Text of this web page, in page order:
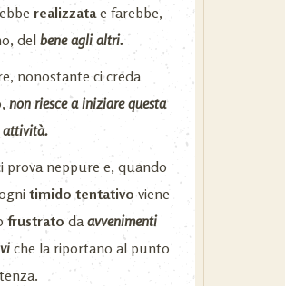
realizzatae farebbe,
del bene agli altri.
nonostante ci creda
non riesce a iniziare questa
attività.
prova neppure e, quando
timido tentativo viene
frustrato daavvenimenti
che la riportano al punto